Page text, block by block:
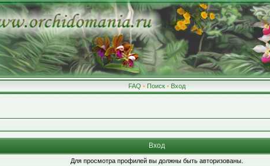
FAQ • Поиск • Вход
Вход
Для просмотра профилей вы должны быть авторизованы.